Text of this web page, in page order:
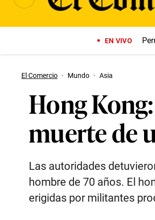
EN VIVO
El Comercio · Mundo · Asia
Hong
muerte de
Las autoridades
hombre de 70 años. El
erigidas por militantes